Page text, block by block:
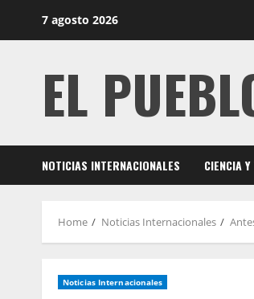
7 agosto 2026
EL
NOTICIAS INTERNACIONALES CIENCIA
Home Noticias Internacionales
Noticias Internacionales